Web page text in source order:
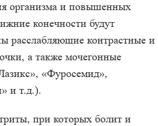
организма и повышенных
конечности будут
расслабляющие контрастные и
а также мочегонные
«Фуросемид»,
и т.д.).
при которых болит и